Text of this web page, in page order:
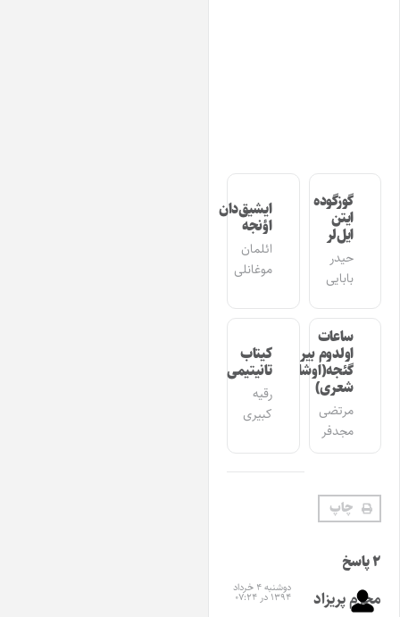
گوزگوده
ایتن
ایل‌لر
حیدر
بابایی
ایشیق‌دان
اؤنجه
ائلمان
موغانلی
ساعات
اولدوم بیر
گئجه(اوشاق
شعری)
مرتضی
مجدفر
کیتاب
تانیتیمی
کبیری
چاپ
پریزاد
دوشنبه ۴ خرداد
۱۳۹۴ در ۰۷:۲۴